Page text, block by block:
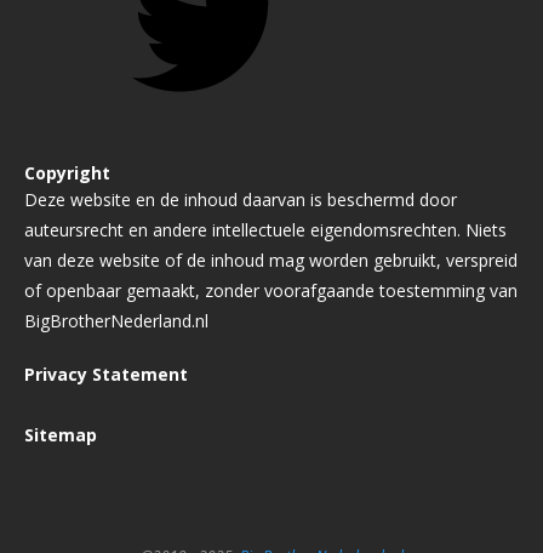
Copyright
Deze website en de inhoud daarvan is beschermd door
auteursrecht en andere intellectuele eigendomsrechten. Niets
van deze website of de inhoud mag worden gebruikt, verspreid
of openbaar gemaakt, zonder voorafgaande toestemming van
BigBrotherNederland.nl
Privacy Statement
Sitemap